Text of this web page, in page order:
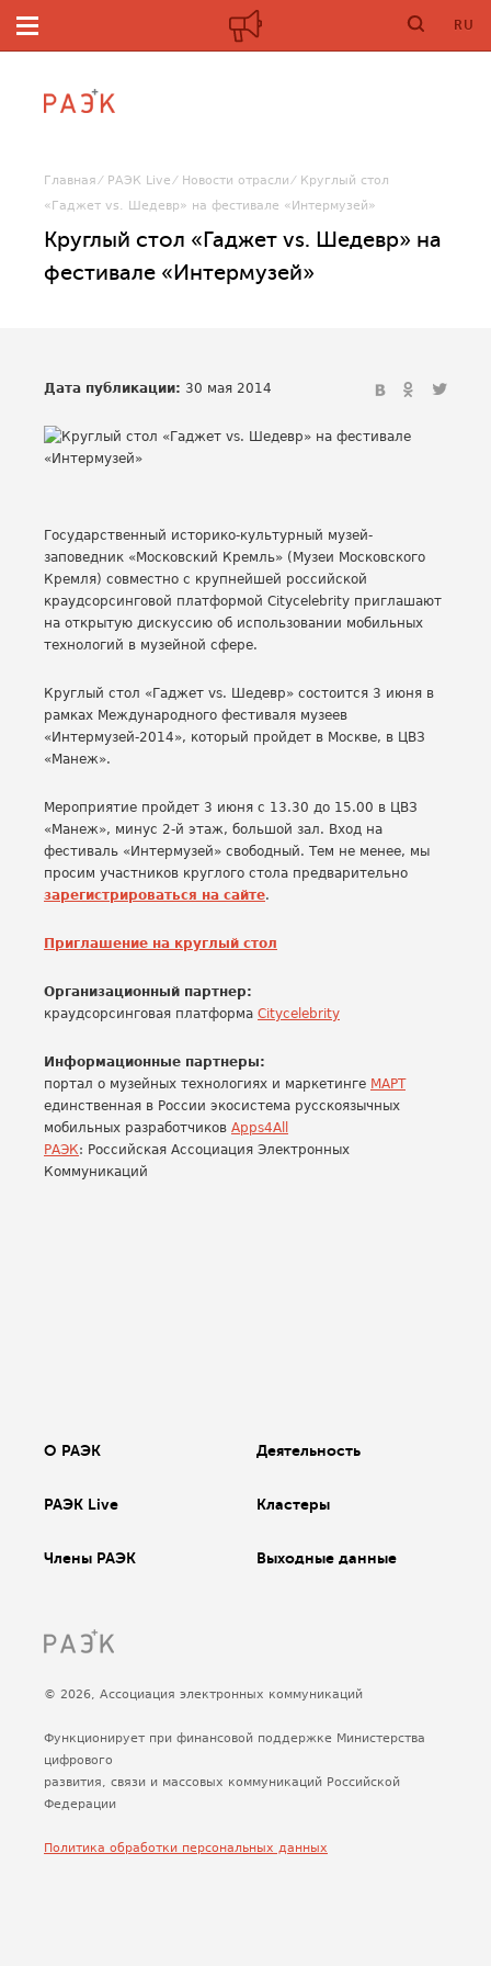
RU
Главная РАЭК Live Новости отрасли
Круглый стол
«Гаджет vs. Шедевр» на фестивале «Интермузей»
Круглый стол «Гаджет vs. Шедевр» на
фестивале «Интермузей»
Дата публикации: 30 мая 2014
Государственный историко-культурный музей-
заповедник «Московский Кремль» (Музеи Московского
Кремля) совместно с крупнейшей российской
краудсорсинговой платформой Citycelebrity приглашают
на открытую дискуссию об использовании мобильных
технологий в музейной сфере.
Круглый стол «Гаджет vs. Шедевр» состоится 3 июня в
рамках Международного фестиваля музеев
«Интермузей-2014», который пройдет в Москве, в ЦВЗ
«Манеж».
Мероприятие пройдет 3 июня с 13.30 до 15.00 в ЦВЗ
«Манеж», минус 2-й этаж, большой зал. Вход на
фестиваль «Интермузей» свободный. Тем не менее, мы
просим участников круглого стола предварительно
зарегистрироваться на сайте.
Приглашение на круглый стол
Организационный партнер:
краудсорсинговая платформа Citycelebrity
Информационные партнеры:
портал о музейных технологиях и маркетинге МАРТ
единственная в России экосистема русскоязычных
мобильных разработчиков Apps4All
РАЭК: Российская Ассоциация Электронных
Коммуникаций
О РАЭК Деятельность
РАЭК Live Кластеры
Члены РАЭК Выходные данные
© 2026, Ассоциация электронных коммуникаций
Функционирует при финансовой поддержке Министерства
цифрового
развития, связи и массовых коммуникаций Российской
Федерации
Политика обработки персональных данных